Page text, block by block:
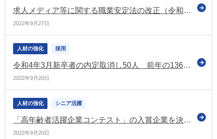
求人メディア等に関する職業安定法の改正（令和4年10月1日施行）の概要資料を掲載（厚労省）
2022年9月27日
人材の強化 採用
令和4年3月新卒者の内定取消し50人 前年の136人から大幅に減少（厚労省）
2022年9月20日
人材の強化 シニア活躍
「高年齢者活躍企業コンテスト」の入賞企業を決定 受賞企業の取組も紹介（厚労省）
2022年9月20日